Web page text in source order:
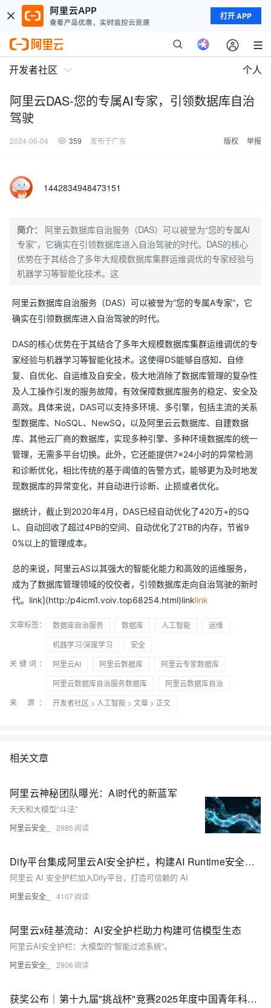
打开 APP
开发者社区 个人
阿里云DAS-您的专属AI专家，引领数据库自治
驾驶
2024-06-04 359 发布于广东 版权 举报
1442834948473151
简介：
阿里云数据库自治服务（DAS）可以被誉为“您的专属AI
专家”，它确实在引领数据库进入自治驾驶的时代。DAS的核心
优势在于其结合了多年大规模数据库集群运维调优的专家经验与
机器学习等智能化技术。这
阿里云数据库自治服务（DAS）可以被誉为“您的专属A专家”，它
确实在引领数据库进入自治驾驶的时代。
DAS的核心优势在于其结合了多年大规模数据库集群运维调优的专
家经验与机器学习等智能化技术。这使得DS能够自感知、自修
复、自优化、自运维及自安全，极大地消除了数据库管理的复杂性
及人工操作引发的服务故障，有效保障数据库服务的稳定、安全及
高效。具体来说，DAS可以支持多环境、多引擎，包括主流的关系
型数据库、NoSQL、NewSQ，以及阿里云云数据库、自建数据
库、其他云厂商的数据库，实现多种引擎、多种环境数据库的统一
管理，无需多平台切换。此外，它还能提供7×24小时的异常检测
和诊断优化，相比传统的基于阈值的告警方式，能够更为及时地发
现数据库的异常变化，并自动进行诊断、止损或者优化。
据统计，截止到2020年4月，DAS已经自动优化了420万+的SQ
L、自动回收了超过4PB的空间、自动优化了2TB的内存，节省9
0%以上的管理成本。
总的来说，阿里云AS以其强大的智能化能力和高效的运维服务，
成为了数据库管理领域的佼佼者，引领数据库走向自治驾驶的新时
代。link](http:/p4icm1.voiv.top68254.html)linklink
文章标签： 数据库自治服务 数据库 人工智能
运维
机器学习/深度学习
安全
关键词：
阿里云AI 阿里云数据库
阿里云专家数据库
阿里云数据库自治服务数据库
阿里云数据库自治
来 源：
开发者社区 > 人工智能 > 文章 > 正文
相关文章
阿里云神秘团队曝光：AI时代的新蓝军
天天和大模型“斗法”
阿里云安全_ 2985
Dify平台集成阿里云AI安全护栏，构建AI Runtime安全防线
阿里云 AI 安全护栏加入Dify平台，打造可信赖的 AI
阿里云安全_ 4107
阿里云x硅基流动：AI安全护栏助力构建可信模型生态
阿里云AI安全护栏：大模型的“智能过滤系统”。
阿里云安全_ 2906
获奖公布｜第十九届"挑战杯"竞赛2025年度中国青年科技创新"揭榜挂帅"擂台赛阿里云“AI技术助力乡村振兴”专题赛拟授奖名单公示